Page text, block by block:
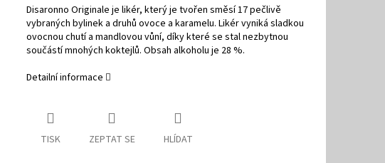
Disaronno Originale je likér, který je tvořen směsí 17 pečlivě
vybraných bylinek a druhů ovoce a karamelu. Likér vyniká sladkou
ovocnou chutí a mandlovou vůní, díky které se stal nezbytnou
součástí mnohých koktejlů. Obsah alkoholu je 28 %.
Detailní informace
TISK ZEPTAT SE HLÍDAT